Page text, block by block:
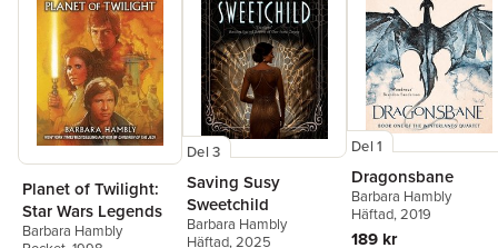
Planet of Twilight:
Star Wars Legends
Barbara Hambly
Del 3
Saving Susy
Sweetchild
Barbara Hambly
Häftad, 2025
Del 1
Dragonsbane
Barbara Hambly
Häftad, 2019
189 kr